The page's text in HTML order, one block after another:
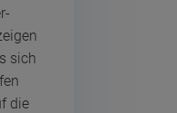
sich
die